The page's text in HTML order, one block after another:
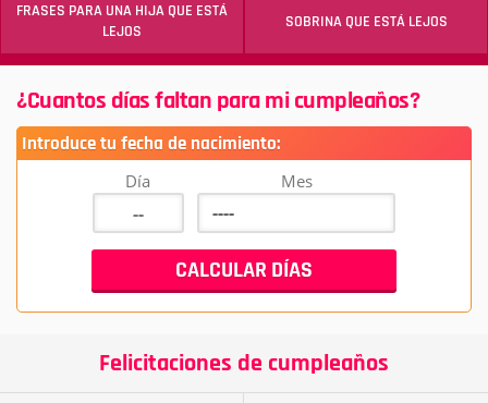
FRASES PARA UNA HIJA QUE ESTÁ
LEJOS
SOBRINA QUE ESTÁ LEJOS
¿Cuantos días faltan para mi cumpleaños?
Introduce tu fecha de nacimiento:
Día Mes
Felicitaciones de cumpleaños